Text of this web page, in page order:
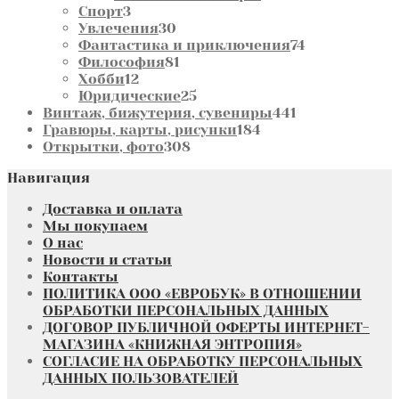
Спорт33
товара
Увлечения30
товаров
Фантастика и приключения74
Философия81
Хобби1212
товаров
Юридические2525
товаров
Винтаж, бижутерия, сувениры441
Гравюры, карты, рисунки184
Открытки, фото308308
Навигация
Доставка и оплата
Мы покупаем
О нас
Новости и статьи
Контакты
ПОЛИТИКА ООО «ЕВРОБУК» В ОТНОШЕНИИ
ОБРАБОТКИ ПЕРСОНАЛЬНЫХ ДАННЫХ
ДОГОВОР ПУБЛИЧНОЙ ОФЕРТЫ ИНТЕРНЕТ-
МАГАЗИНА «КНИЖНАЯ ЭНТРОПИЯ»
СОГЛАСИЕ НА ОБРАБОТКУ ПЕРСОНАЛЬНЫХ
ДАННЫХ ПОЛЬЗОВАТЕЛЕЙ